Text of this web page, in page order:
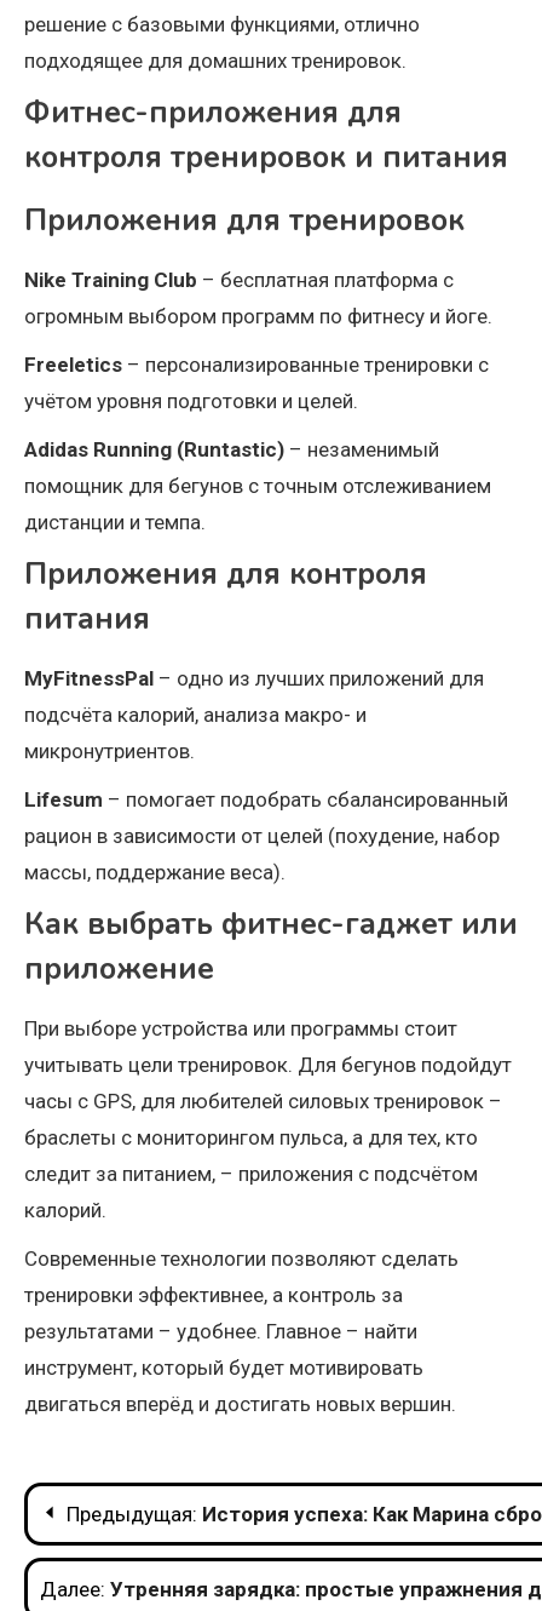
решение с базовыми функциями, отлично
подходящее для домашних тренировок.
Фитнес-приложения для
контроля тренировок и питания
Приложения для тренировок
Nike Training Club – бесплатная платформа с
огромным выбором программ по фитнесу и йоге.
Freeletics – персонализированные тренировки с
учётом уровня подготовки и целей.
Adidas Running (Runtastic) – незаменимый
помощник для бегунов с точным отслеживанием
дистанции и темпа.
Приложения для контроля
питания
MyFitnessPal – одно из лучших приложений для
подсчёта калорий, анализа макро- и
микронутриентов.
Lifesum – помогает подобрать сбалансированный
рацион в зависимости от целей (похудение, набор
массы, поддержание веса).
Как выбрать фитнес-гаджет или
приложение
При выборе устройства или программы стоит
учитывать цели тренировок. Для бегунов подойдут
часы с GPS, для любителей силовых тренировок –
браслеты с мониторингом пульса, а для тех, кто
следит за питанием, – приложения с подсчётом
калорий.
Современные технологии позволяют сделать
тренировки эффективнее, а контроль за
результатами – удобнее. Главное – найти
инструмент, который будет мотивировать
двигаться вперёд и достигать новых вершин.
Навигация
по
Предыдущая: История успеха: Как Марина
Далее: Утренняя зарядка: простые упражнения